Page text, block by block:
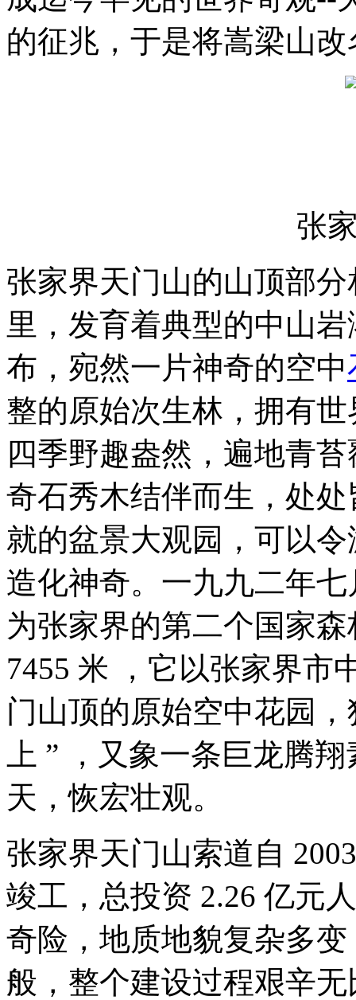
的征兆，于是将嵩梁山
张
张家界天门山的山顶部
里，发育着典型的中山
布，宛然一片神奇的空中
整的原始次生林，拥有
四季野趣盎然，遍地青
奇石秀木结伴而生，处
就的盆景大观园，可以
造化神奇。一九九二年
为张家界的第二个国家
7455 米 ，它以张家界市
门山顶的原始空中花园
上 ” ，又象一条巨龙腾
天，恢宏壮观。
张家界天门山索道自
竣工，总投资 2.26 亿元
奇险，地质地貌复杂多
般，整个建设过程艰辛